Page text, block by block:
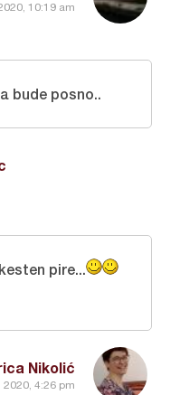
10:19 am
bude posno..
Nikolić
2020, 4:26 pm
pire...